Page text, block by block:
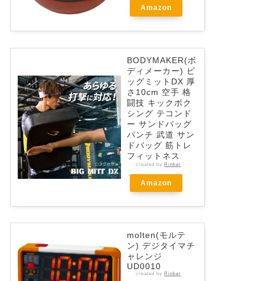
Amazon
BODYMAKER(ボ
ディメーカー) ビ
ッグミットDX 厚
さ10cm 空手 格
闘技 キックボク
シング テコンド
ー サンドバッグ
パンチ 武道 サン
ドバッグ 筋トレ
フィットネス
created by Rinker
Amazon
molten(モルテ
ン) デジタイマチ
ャレンジ
UD0010
created by Rinker